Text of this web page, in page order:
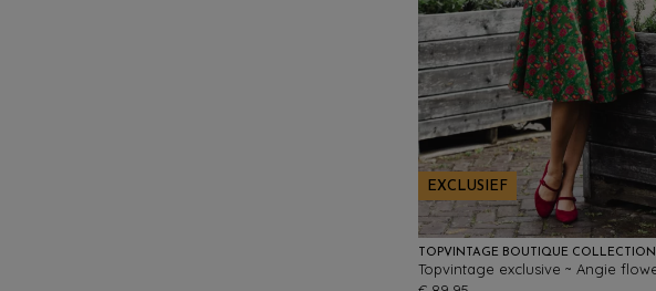
EXCLUSIEF
TOPVINTAGE BOUTIQUE COLLECTION